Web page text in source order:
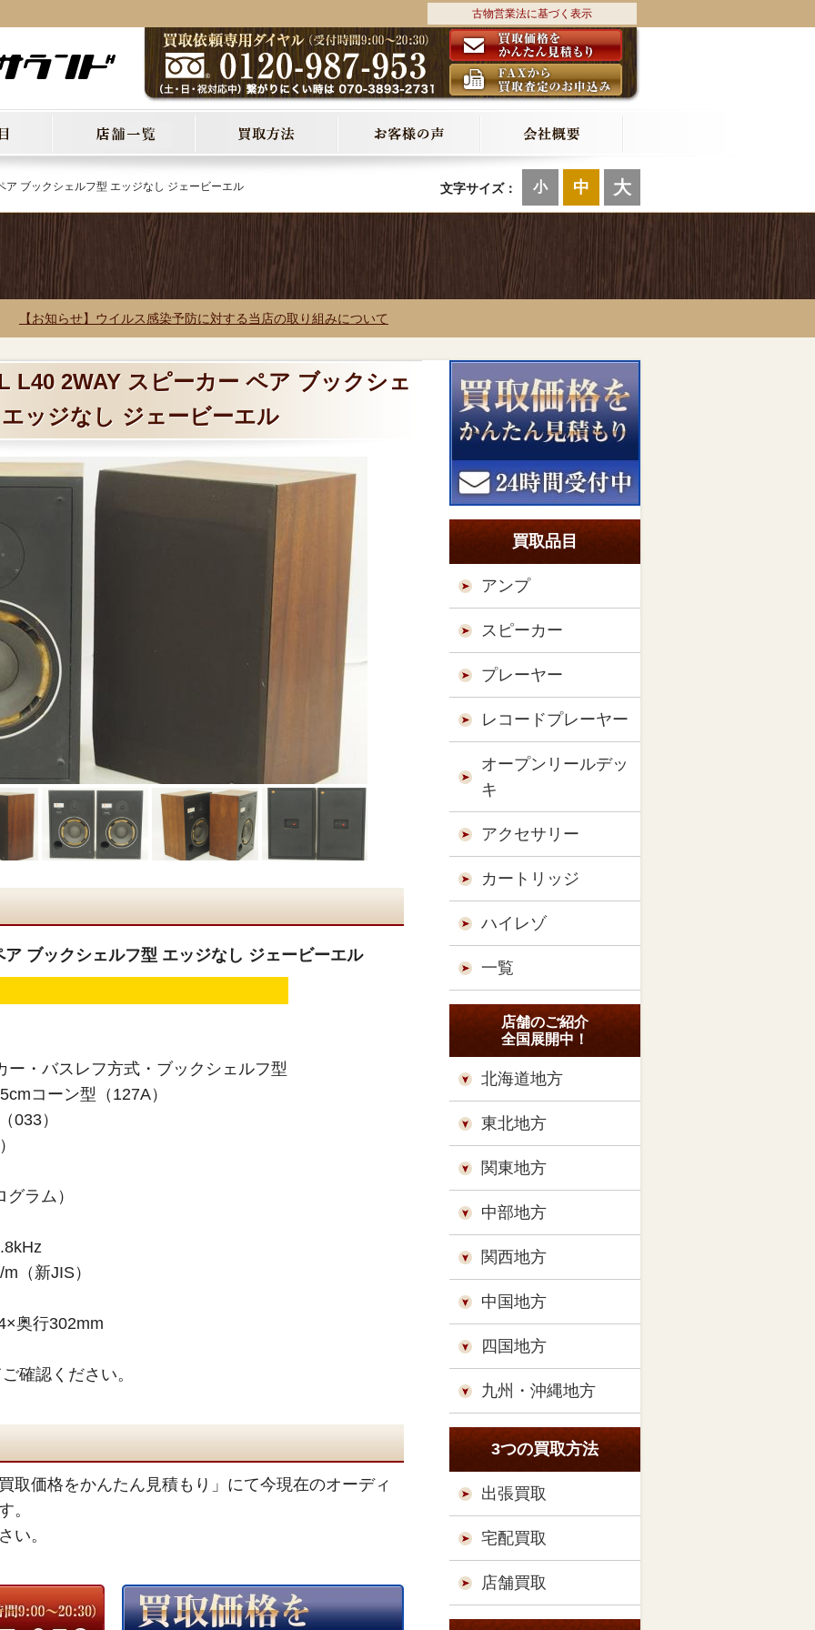
古物営業法に基づく表示
文字サイズ： 小 中 大
ア ブックシェルフ型 エッジなし ジェービーエル
【お知らせ】ウイルス感染予防に対する当店の取り組みについて
L40 2WAY スピーカー ペア ブックシェ
ッジなし ジェービーエル
ブックシェルフ型 エッジなし ジェービーエル
ー・バスレフ方式・ブックシェルフ型
コーン型（127A）
033）
ラム）
（新JIS）
奥行302mm
確認ください。
取価格をかんたん見積もり」にて今現在のオーディ
。
い。
買取品目
アンプ
スピーカー
プレーヤー
レコードプレーヤー
オープンリールデッ
キ
アクセサリー
カートリッジ
ハイレゾ
一覧
店舗のご紹介
全国展開中！
北海道地方
東北地方
関東地方
中部地方
関西地方
中国地方
四国地方
九州・沖縄地方
3つの買取方法
出張買取
宅配買取
店舗買取